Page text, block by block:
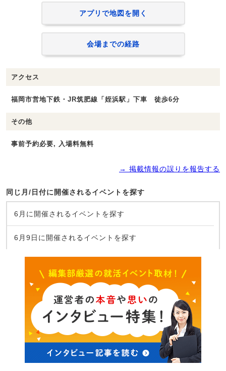
アプリで地図を開く
会場までの経路
アクセス
福岡市営地下鉄・JR筑肥線「姪浜駅」下車 徒歩6分
その他
事前予約必要, 入場料無料
→ 掲載情報の誤りを報告する
同じ月/日付に開催されるイベントを探す
6月に開催されるイベントを探す
6月9日に開催されるイベントを探す